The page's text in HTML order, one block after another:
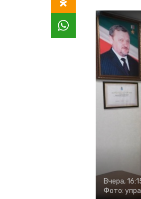
Вчера,
Фото: